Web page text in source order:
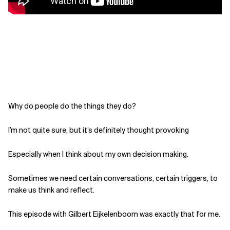
Why do people do the things they do?
I’m not quite sure, but it’s definitely thought provoking
Especially when I think about my own decision making.
Sometimes we need certain conversations, certain triggers, to
make us think and reflect.
This episode with Gilbert Eijkelenboom was exactly that for me.